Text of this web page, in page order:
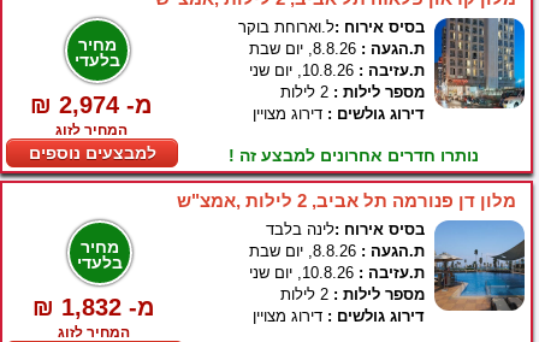
מחיר
בלעדי
₪ 2,974 -מ
המחיר לזוג
למבצעים נוספים
בסיס אירוח :ל.וארוחת בוקר
ת.הגעה :
ת.עזיבה :
מספר לילות :
דירוג גולשים : דירוג מצויין
נותרו חדרים אחרונים למבצע זה !
מלון דן פנורמה תל אביב, 2 לילות ,אמצ"ש
מחיר
בלעדי
₪ 1,832 -מ
המחיר לזוג
בסיס אירוח :לינה בלבד
ת.הגעה :
ת.עזיבה :
מספר לילות :
דירוג גולשים : דירוג מצויין